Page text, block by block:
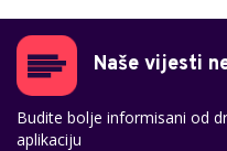
Naše vijesti
Budite bolje informisani od
aplikaciju